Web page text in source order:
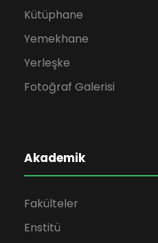
Kütüphane
Yemekhane
Yerleşke
Fotoğraf Galerisi
Akademik
Fakülteler
Enstitü